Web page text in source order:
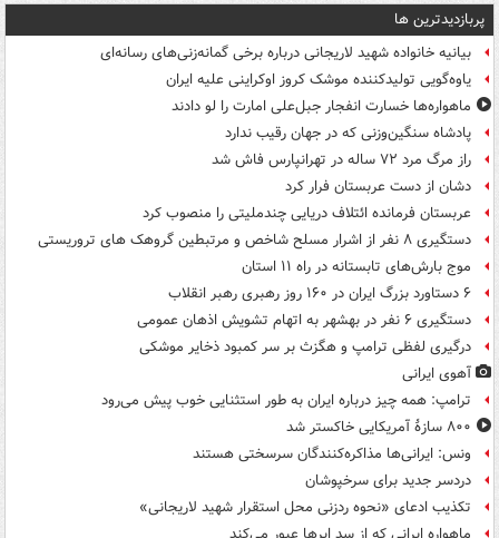
پربازدیدترین ها
بیانیه خانواده شهید لاریجانی درباره برخی گمانه‌زنی‌های رسانه‌ای
یاوه‌گویی تولیدکننده موشک کروز اوکراینی علیه ایران
ماهواره‌ها خسارت انفجار جبل‌علی امارت را لو دادند
پادشاه سنگین‌وزنی که در جهان رقیب ندارد
راز مرگ مرد ۷۲ ساله در تهرانپارس فاش شد
دشان از دست عربستان فرار کرد
عربستان فرمانده ائتلاف دریایی چندملیتی را منصوب کرد
دستگیری ۸ نفر از اشرار مسلح شاخص و مرتبطین گروهک های تروریستی
موج بارش‌های تابستانه در راه ۱۱ استان
۶ دستاورد بزرگ ایران در ۱۶۰ روز رهبری رهبر انقلاب
دستگیری ۶ نفر در بهشهر به اتهام تشویش اذهان عمومی
درگیری لفظی ترامپ و هگزث بر سر کمبود ذخایر موشکی
آهوی ایرانی
ترامپ: همه چیز درباره ایران به طور استثنایی خوب پیش می‌رود
۸۰۰ سازۀ آمریکایی خاکستر شد
ونس: ایرانی‌ها مذاکره‌کنندگان سرسختی هستند
دردسر جدید برای سرخپوشان
تکذیب ادعای «نحوه ردزنی محل استقرار شهید لاریجانی»
ماهواره ایرانی که از سد ابرها عبور می‌کند